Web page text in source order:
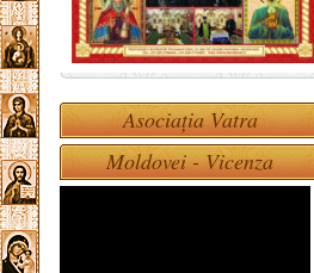
Asociația Vatra
Moldovei - Vicenza